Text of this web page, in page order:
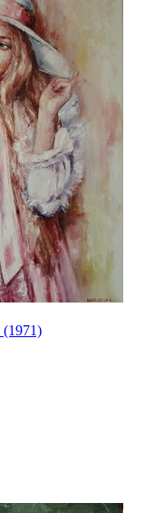
(1971)